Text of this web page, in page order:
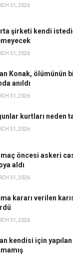
31, 2026
şirketi kendi
31, 2026
Konak, ölümünün
anıldı
31, 2026
kurtları neden
31, 2026
öncesi askeri
aldı
31, 2026
kararı verilen
31, 2026
kendisi için